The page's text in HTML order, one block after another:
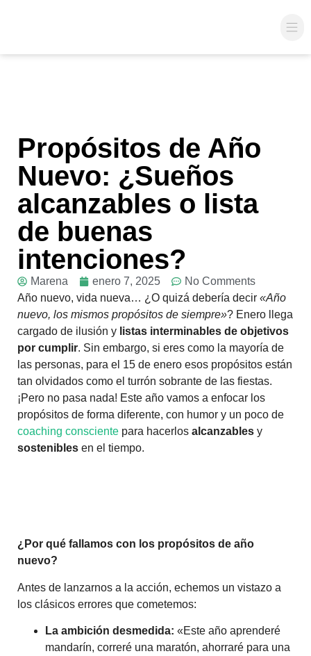
Propósitos de Año
Nuevo: ¿Sueños
alcanzables o lista
de buenas
intenciones?
Marena enero 7, 2025
No Comments
Año nuevo, vida nueva… ¿O quizá debería decir «Año
nuevo, los mismos propósitos de siempre»? Enero llega
cargado de ilusión y listas interminables de objetivos
por cumplir. Sin embargo, si eres como la mayoría de
las personas, para el 15 de enero esos propósitos están
tan olvidados como el turrón sobrante de las fiestas.
¡Pero no pasa nada! Este año vamos a enfocar los
propósitos de forma diferente, con humor y un poco de
coaching consciente para hacerlos alcanzables y
sostenibles en el tiempo.
¿Por qué fallamos con los propósitos de año
nuevo?
Antes de lanzarnos a la acción, echemos un vistazo a
los clásicos errores que cometemos:
La ambición desmedida: «Este año aprenderé
mandarín, correré una maratón, ahorraré para una